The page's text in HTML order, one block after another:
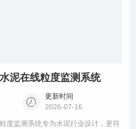
泥在线粒度监测系统
更新时间
2026-07-16
度监测系统专为水泥行业设计，更符